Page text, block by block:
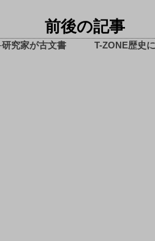
前後の記事
究家が古文書
T-ZONE歴史